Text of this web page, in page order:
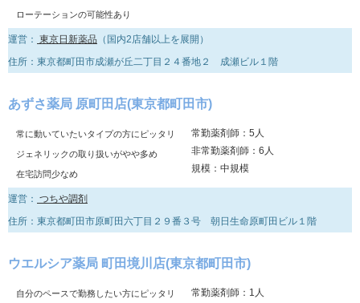
ローテーションの可能性あり
運営： 東京日新薬品 （国内2店舗以上を展開）
住所：東京都町田市成瀬が丘二丁目２４番地２ 成瀬ビル１階
あずさ薬局 原町田店(東京都町田市)
常に動いていたいタイプの方にピッタリ
ジェネリックの取り扱いがやや多め
在宅訪問少なめ
常勤薬剤師：5人
非常勤薬剤師：6人
規模：中規模
運営： つちや調剤
住所：東京都町田市原町田六丁目２９番３号 朝日生命原町田ビル１階
ウエルシア薬局 町田境川店(東京都町田市)
自分のペースで勤務したい方にピッタリ
常勤薬剤師：1人